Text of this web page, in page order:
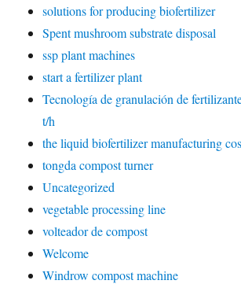
solutions for producing biofertilizer
Spent mushroom substrate disposal
ssp plant machines
start a fertilizer plant
Tecnología de granulación de
t/h
the liquid biofertilizer manufacturing
tongda compost turner
Uncategorized
vegetable processing line
volteador de compost
Welcome
Windrow compost machine